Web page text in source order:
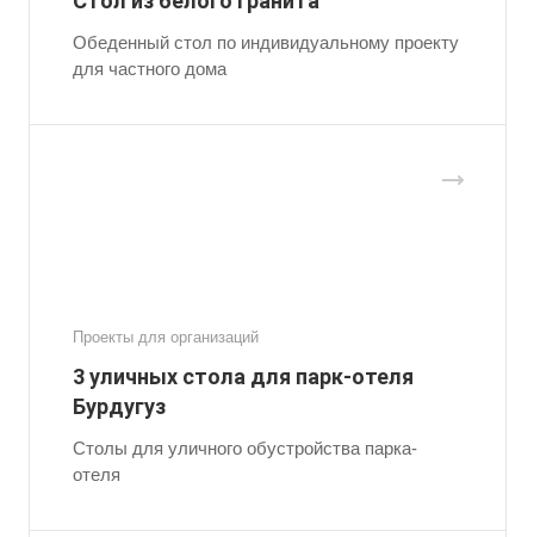
Обеденный стол по индивидуальному проекту
для частного дома
Проекты для организаций
3 уличных стола для парк-отеля
Бурдугуз
Столы для уличного обустройства парка-
отеля